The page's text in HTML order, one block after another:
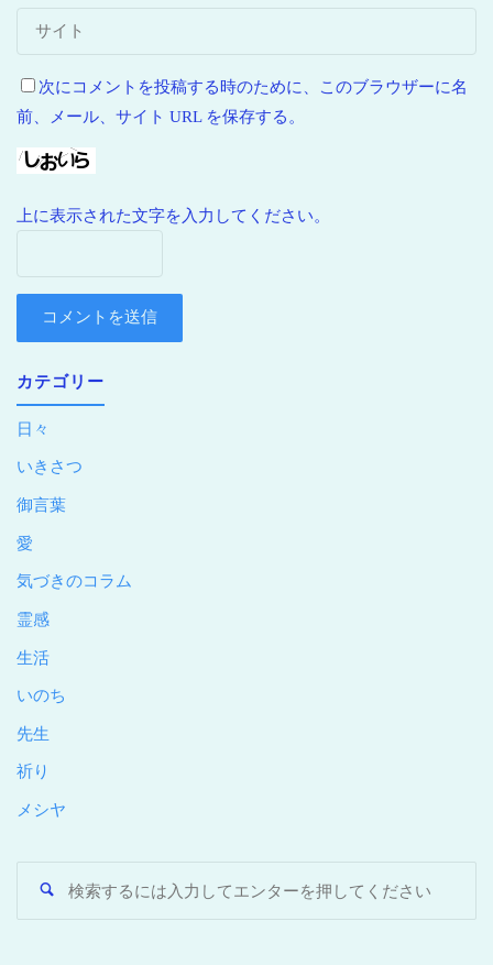
次にコメントを投稿する時のために、このブラウザーに名
前、メール、サイト URL を保存する。
上に表示された文字を入力してください。
カテゴリー
日々
いきさつ
御言葉
愛
気づきのコラム
霊感
生活
いのち
先生
祈り
メシヤ